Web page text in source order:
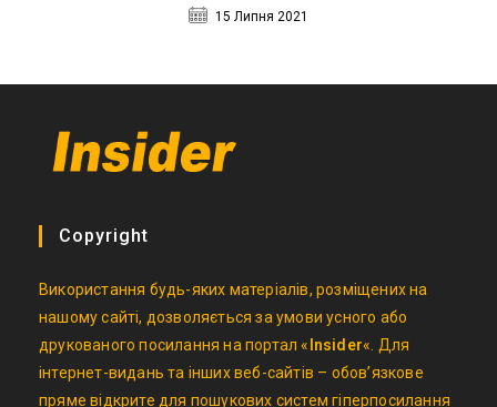
15 Липня 2021
Copyright
Використання будь-яких матеріалів, розміщених на
нашому сайті, дозволяється за умови усного або
друкованого посилання на портал « Insider«. Для
інтернет-видань та інших веб-сайтів – обов’язкове
пряме відкрите для пошукових систем гіперпосилання